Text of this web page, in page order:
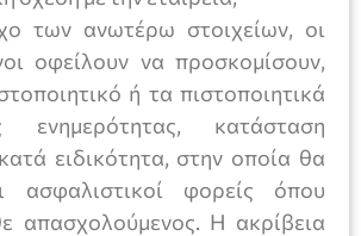
των ανωτέρω στοιχείων, οι
οφείλουν να προσκομίσουν,
ή τα πιστοποιητικά
ενημερότητας, κατάσταση
ειδικότητα, στην οποία θα
ασφαλιστικοί φορείς όπου
απασχολούμενος. Η ακρίβεια